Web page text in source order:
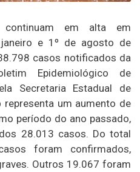
em alta em
e 1º de agosto de
casos notificados da
Epidemiológico de
Secretaria Estadual de
representa um aumento de
período do ano passado,
28.013 casos. Do total
foram confirmados,
Outros 19.067 foram